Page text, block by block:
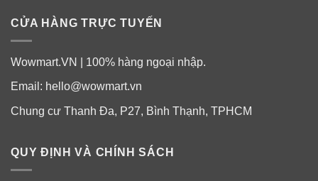
Siro chống dị ứng cho bé Children’s
Claritin® Allergy, 24 Hour có tốt không?
Siro chống dị ứng cho trẻ em Children’s Claritin® giúp
hơi , sổ mũi ngứa,chảy nước mắt
CỬA HÀNG TRỰC TUYẾN
Wowmart.VN | 100% hàng ngoại nhập.
Email: hello@wowmart.vn
Chung cư Thanh Đa, P27, Bình Thạnh, TPHCM
QUY ĐỊNH VÀ CHÍNH SÁCH